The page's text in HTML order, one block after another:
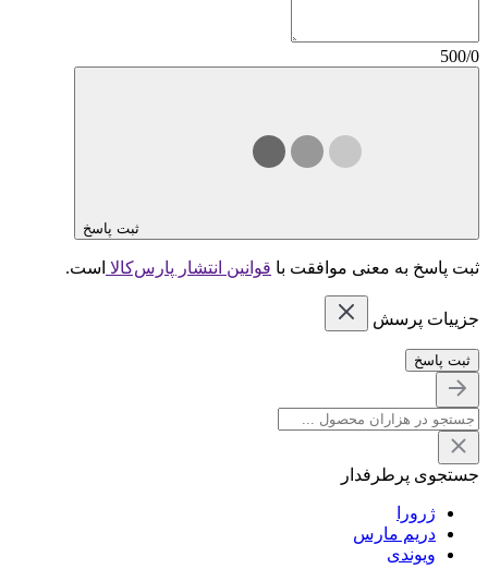
500/0
ثبت پاسخ
ثبت پاسخ به معنی موافقت با قوانین انتشار پارس‌کالا است.
جزییات پرسش
ثبت پاسخ
جستجوی پرطرفدار
ژرورا
دریم مارس
ویوندی